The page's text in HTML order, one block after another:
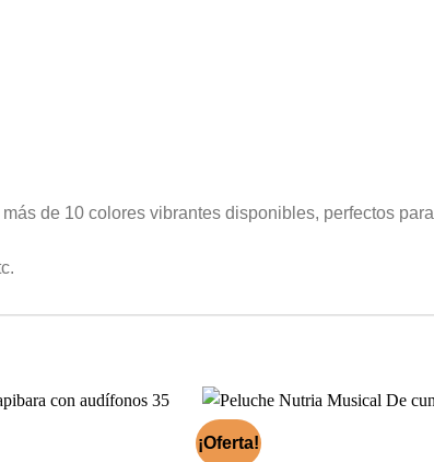
de 10 colores vibrantes disponibles, perfectos para
¡Oferta!